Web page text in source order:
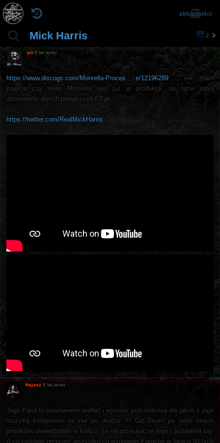
Mick Harris 1
2
a
st
p
aktualności
pit 8 lat temu
https://www.discogs.com/Monrella-Proces ... e/12196289 - nie mam
pojęcia czy nowa Monrella jest już w produkcji, na razie robią
wznowienie dwóch pierwszych EPek
https://twitter.com/RealMickHarris
Hajasz 8 lat temu
Tego Pana to powinienem wielbić i wynosić pod niebiosa ale jakoś z jego
muzyką kompletnie mi nie po drodze !!! Od Scorn po setki innym
projektów stwierdziłem w końcu, że nie przeskoczę tego i poddałem się.
A co ciekawe przecież wszystko co wydawało Earache w latach 90-tych